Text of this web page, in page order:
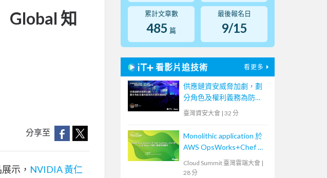
Global 知
分享至
示， NVIDIA 黃仁
累計文章數
485 篇
最後報名日
9/15
看影片追技術 看更多
供應鏈資安威脅加劇，劃
分角色及權利義務為防禦
致勝關鍵
臺灣資安大會 | 32 分
Monolithic application 於
AWS OpsWorks+Chef 的
Multi-Region 自動化維運
管理實例
Cloud Summit 臺灣雲端大會 |
28 分